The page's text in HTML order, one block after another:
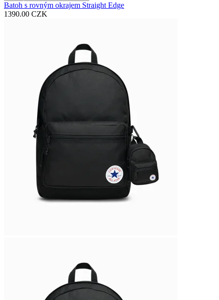
Batoh s rovným okrajem Straight Edge
1390.00 CZK